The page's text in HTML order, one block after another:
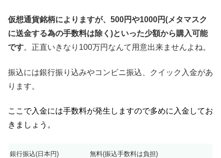
仮想通貨銘柄によりますが、500円や1000円(メタマスク
に送金する為の手数料は除く)といった少額から購入可能
です。正直いきなり100万円なんて用意出来ませんよね。
振込には銀行振り込みやコンビニ振込、クイック入金があ
ります。
ここで入金には手数料が発生しますので多めに入金してお
きましょう。
銀行振込(日本円) 無料(振込手数料は負担)